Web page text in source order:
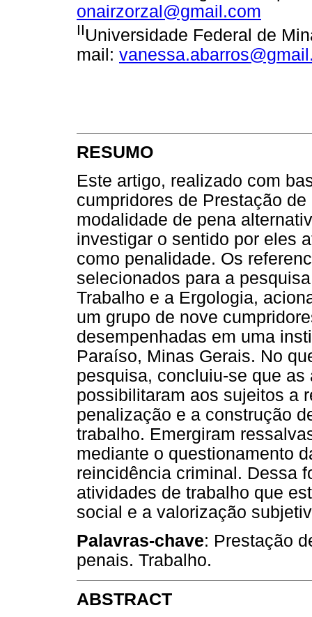
onairzorzal@gmail.com
IIUniversidade Federal de
mail:
RESUMO
Este artigo, realizado com
cumpridores de Prestação
modalidade de pena
investigar o sentido por eles
como penalidade. Os
selecionados para a
Trabalho e a Ergologia,
um grupo de nove
desempenhadas em uma
Paraíso, Minas Gerais. No
pesquisa, concluiu-se que
possibilitaram aos sujeitos a
penalização e a construção
trabalho. Emergiram
mediante o questionamento
reincidência criminal. Dessa
atividades de trabalho que
social e a valorização
Palavras-chave: Prestação
penais. Trabalho.
ABSTRACT